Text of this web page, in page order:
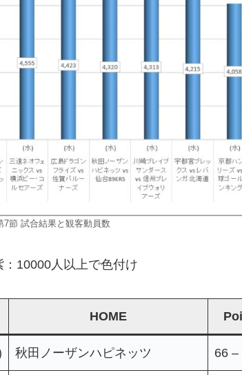
7節 試合結果と観客動員数
10000人以上で色付け
HOME
秋田ノーザンハピネッツ 66 –